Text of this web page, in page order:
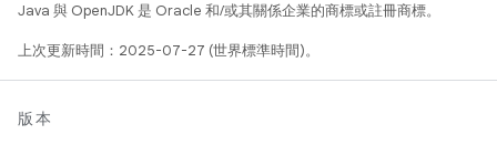
Java 與 OpenJDK 是 Oracle 和/或其關係企業的商標或註冊商標。
上次更新時間：2025-07-27 (世界標準時間)。
版本